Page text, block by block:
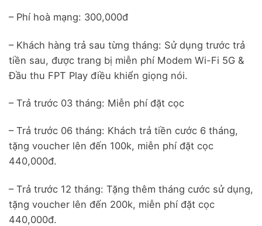
– Phí hoà mạng: 300,000đ
– Khách hàng trả sau từng tháng: Sử dụng trước trả
tiền sau, được trang bị miễn phí Modem Wi-Fi 5G &
Đầu thu FPT Play điều khiển giọng nói.
– Trả trước 03 tháng: Miễn phí đặt cọc
– Trả trước 06 tháng: Khách trả tiền cước 6 tháng,
tặng voucher lên đến 100k, miễn phí đặt cọc
440,000đ.
– Trả trước 12 tháng: Tặng thêm tháng cước sử dụng,
tặng voucher lên đến 200k, miễn phí đặt cọc
440,000đ.